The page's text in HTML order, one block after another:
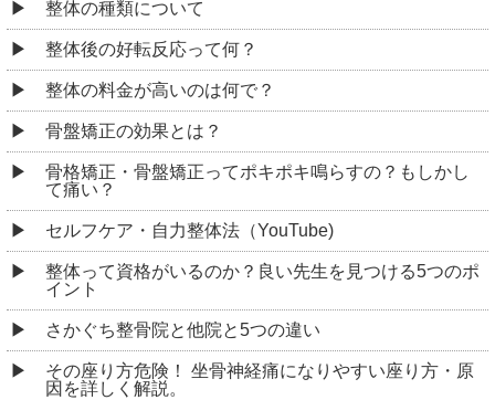
整体の種類について
整体後の好転反応って何？
整体の料金が高いのは何で？
骨盤矯正の効果とは？
骨格矯正・骨盤矯正ってポキポキ鳴らすの？もしかし
て痛い？
セルフケア・自力整体法（YouTube)
整体って資格がいるのか？良い先生を見つける5つのポ
イント
さかぐち整骨院と他院と5つの違い
その座り方危険！ 坐骨神経痛になりやすい座り方・原
因を詳しく解説。